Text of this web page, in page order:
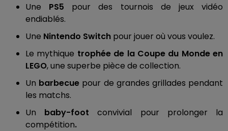
Une PS5 pour des tournois de jeux vidéo
endiablés.
Une Nintendo Switch pour jouer où vous voulez.
Le mythique trophée de la Coupe du Monde en
LEGO, une superbe pièce de collection.
Un barbecue pour de grandes grillades pendant
les matchs.
Un baby-foot convivial pour prolonger la
compétition.